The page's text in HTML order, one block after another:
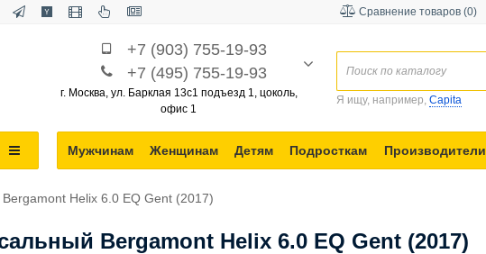
Сравнение товаров (0)
+7 (903) 755-19-93
+7 (495) 755-19-93
г. Москва, ул. Барклая 13с1 подъезд 1, цоколь,
офис 1
Я ищу, например, Capita
Мужчинам Женщинам Детям Подросткам Производители
Helix 6.0 EQ Gent (2017)
Bergamont Helix 6.0 EQ Gent (2017)